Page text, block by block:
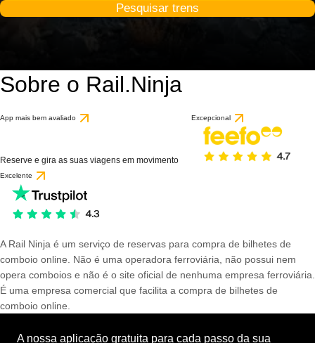
Pesquisar trens
Sobre o Rail.Ninja
App mais bem avaliado
Reserve e gira as suas viagens em movimento
Excepcional
Excelente
A Rail Ninja é um serviço de reservas para compra de bilhetes de
comboio online. Não é uma operadora ferroviária, não possui nem
opera comboios e não é o site oficial de nenhuma empresa ferroviária.
É uma empresa comercial que facilita a compra de bilhetes de
comboio online.
A nossa aplicação gratuita para cada passo da sua